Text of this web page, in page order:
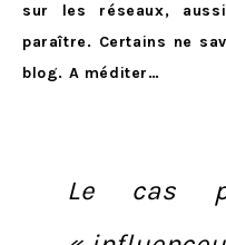
sur les réseaux,
paraître. Certains ne
blog. A méditer…
Le cas